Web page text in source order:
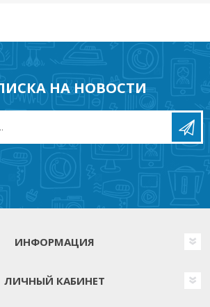
НА НОВОСТИ
ИНФОРМАЦИЯ
ЛИЧНЫЙ КАБИНЕТ